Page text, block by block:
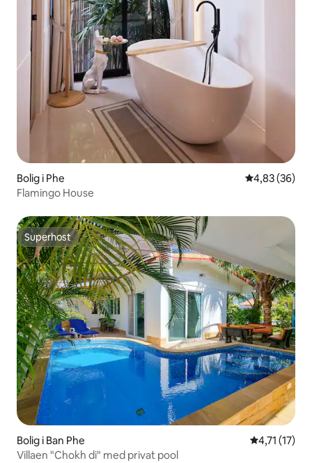
Bolig i Phe 4,83 ud af 5 i
4,83 (36)
Flamingo House
Superhost
Superhost
Bolig i Ban Phe 4,71 ud af 5
4,71 (17)
Villaen "Chokh di" med privat pool